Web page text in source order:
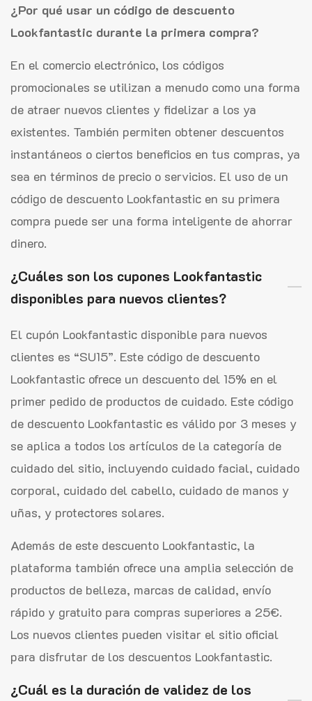
¿Por qué usar un código de descuento
Lookfantastic durante la primera compra?
En el comercio electrónico, los códigos
promocionales se utilizan a menudo como una forma
de atraer nuevos clientes y fidelizar a los ya
existentes. También permiten obtener descuentos
instantáneos o ciertos beneficios en tus compras, ya
sea en términos de precio o servicios. El uso de un
código de descuento Lookfantastic en su primera
compra puede ser una forma inteligente de ahorrar
dinero.
¿Cuáles son los cupones Lookfantastic
disponibles para nuevos clientes?
El cupón Lookfantastic disponible para nuevos
clientes es “SU15”. Este código de descuento
Lookfantastic ofrece un descuento del 15% en el
primer pedido de productos de cuidado. Este código
de descuento Lookfantastic es válido por 3 meses y
se aplica a todos los artículos de la categoría de
cuidado del sitio, incluyendo cuidado facial, cuidado
corporal, cuidado del cabello, cuidado de manos y
uñas, y protectores solares.
Además de este descuento Lookfantastic, la
plataforma también ofrece una amplia selección de
productos de belleza, marcas de calidad, envío
rápido y gratuito para compras superiores a 25€.
Los nuevos clientes pueden visitar el sitio oficial
para disfrutar de los descuentos Lookfantastic.
¿Cuál es la duración de validez de los